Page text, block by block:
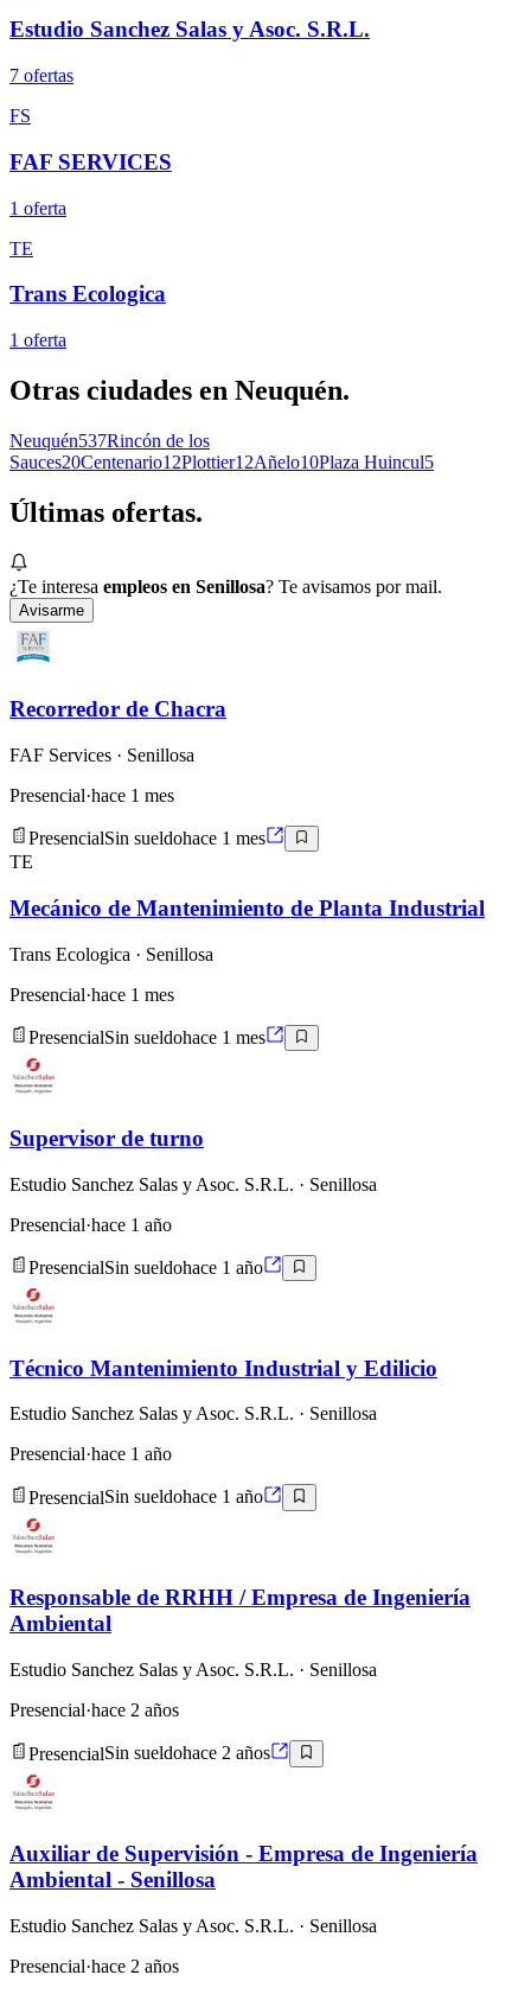
Estudio Sanchez Salas y Asoc. S.R.L.
7 ofertas
FS
FAF SERVICES
1 oferta
TE
Trans Ecologica
1 oferta
Otras ciudades en Neuquén.
Neuquén537Rincón de los
Sauces20Centenario12Plottier12Añelo10Plaza Huincul5
Últimas ofertas.
¿Te interesa empleos en Senillosa? Te avisamos por mail.
Avisarme
Recorredor de Chacra
FAF Services · Senillosa
Presencial·hace 1 mes
PresencialSin sueldohace 1 mes
TE
Mecánico de Mantenimiento de Planta Industrial
Trans Ecologica · Senillosa
Presencial·hace 1 mes
PresencialSin sueldohace 1 mes
Supervisor de turno
Estudio Sanchez Salas y Asoc. S.R.L. · Senillosa
Presencial·hace 1 año
PresencialSin sueldohace 1 año
Técnico Mantenimiento Industrial y Edilicio
Estudio Sanchez Salas y Asoc. S.R.L. · Senillosa
Presencial·hace 1 año
PresencialSin sueldohace 1 año
Responsable de RRHH / Empresa de Ingeniería
Ambiental
Estudio Sanchez Salas y Asoc. S.R.L. · Senillosa
Presencial·hace 2 años
PresencialSin sueldohace 2 años
Auxiliar de Supervisión - Empresa de Ingeniería
Ambiental - Senillosa
Estudio Sanchez Salas y Asoc. S.R.L. · Senillosa
Presencial·hace 2 años